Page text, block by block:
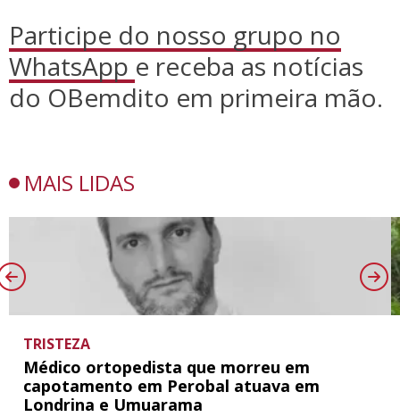
Participe do nosso grupo no
WhatsApp e receba as notícias
do OBemdito em primeira mão.
MAIS LIDAS
TRISTEZA
Médico ortopedista que morreu em
capotamento em Perobal atuava em
Londrina e Umuarama